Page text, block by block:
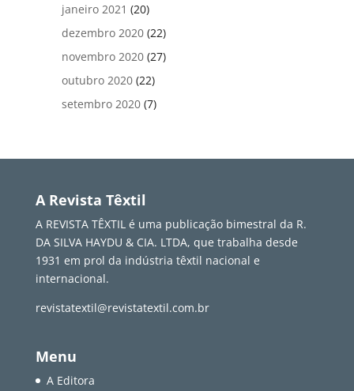
janeiro 2021 (20)
dezembro 2020 (22)
novembro 2020 (27)
outubro 2020 (22)
setembro 2020 (7)
A Revista Têxtil
A REVISTA TÊXTIL é uma publicação bimestral da R.
DA SILVA HAYDU & CIA. LTDA, que trabalha desde
1931 em prol da indústria têxtil nacional e
internacional.
revistatextil@revistatextil.com.br
Menu
A Editora